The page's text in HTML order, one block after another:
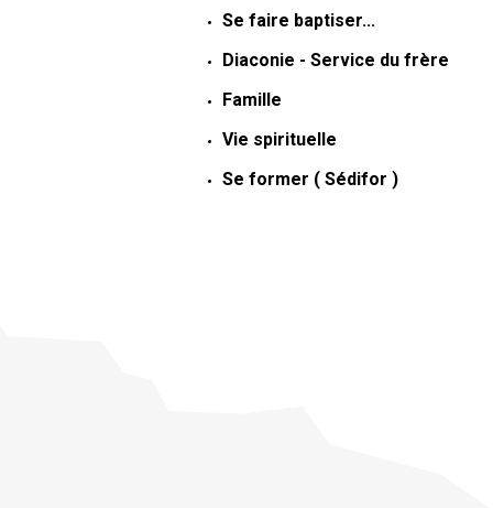
Se faire baptiser...
Diaconie - Service du frère
Famille
Vie spirituelle
Se former ( Sédifor )